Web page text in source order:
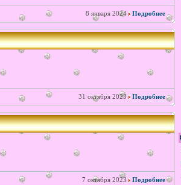
8 января 2024 Подробнее
31 октября 2023 Подробнее
7 октября 2023 Подробнее